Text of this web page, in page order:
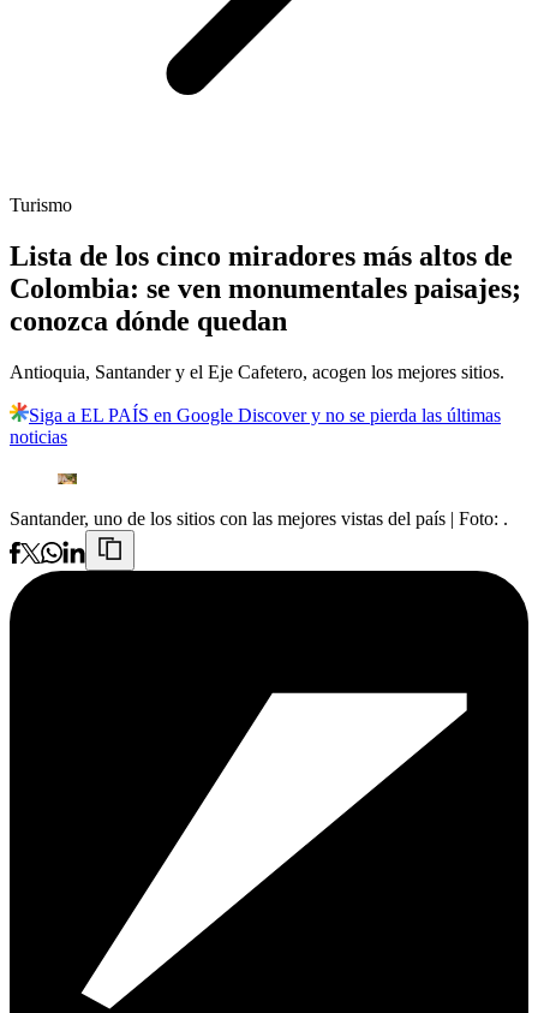
Turismo
Lista de los cinco miradores más altos de
Colombia: se ven monumentales paisajes;
conozca dónde quedan
Antioquia, Santander y el Eje Cafetero, acogen los mejores sitios.
Siga a EL PAÍS en Google Discover y no se pierda las últimas
noticias
Santander, uno de los sitios con las mejores vistas del país | Foto: .